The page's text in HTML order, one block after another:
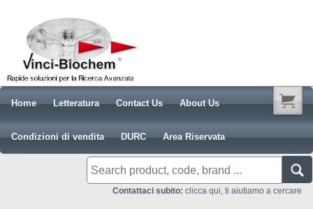
Home Letteratura Contact Us About Us
Condizioni di vendita DURC Area Riservata
Contattaci subito: clicca qui, ti aiutiamo a cercare